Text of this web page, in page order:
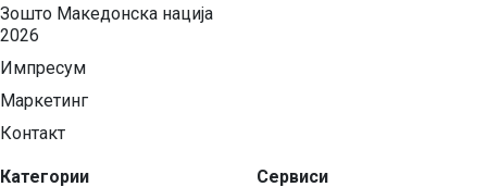
Зошто Македонска нација
2026
Импресум
Маркетинг
Контакт
Категории Сервиси